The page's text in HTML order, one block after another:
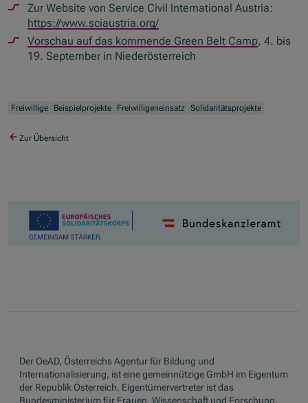
Zur Website von Service Civil International Austria:
https://www.sciaustria.org/
Vorschau auf das kommende Green Belt Camp, 4. bis
19. September in Niederösterreich
Freiwillige Beispielprojekte Freiwilligeneinsatz Solidaritätsprojekte
Zur Übersicht
Der OeAD, Österreichs Agentur für Bildung und
Internationalisierung, ist eine gemeinnützige GmbH im Eigentum
der Republik Österreich. Eigentümervertreter ist das
Bundesministerium für Frauen, Wissenschaft und Forschung.